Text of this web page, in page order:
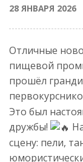
28 ЯНВАРЯ 2026
Отличные
пищевой
прошёл
Это был
дружбы!
сцену: пели,